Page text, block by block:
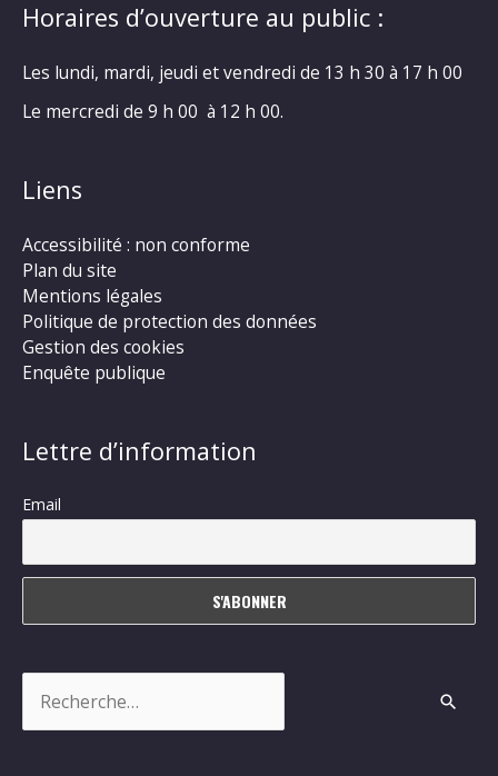
Horaires d’ouverture au public :
Les lundi, mardi, jeudi et vendredi de 13 h 30 à 17 h 00
Le mercredi de 9 h 00 à 12 h 00.
Liens
Accessibilité : non conforme
Plan du site
Mentions légales
Politique de protection des données
Gestion des cookies
Enquête publique
Lettre d’information
Email